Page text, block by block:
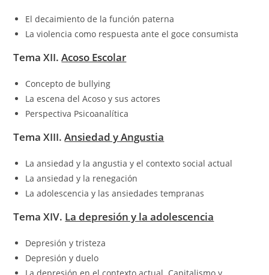
El decaimiento de la función paterna
La violencia como respuesta ante el goce consumista
Tema XII.Acoso Escolar
Concepto de bullying
La escena del Acoso y sus actores
Perspectiva Psicoanalítica
Tema XIII.Ansiedad y Angustia
La ansiedad y la angustia y el contexto social actual
La ansiedad y la renegación
La adolescencia y las ansiedades tempranas
Tema XIV. La depresión y la adolescencia
Depresión y tristeza
Depresión y duelo